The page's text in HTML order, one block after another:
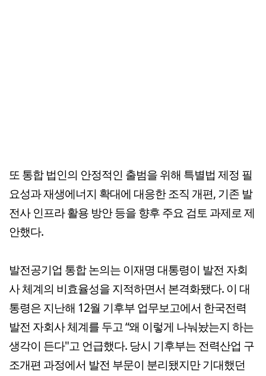
또 통합 법인의 안정적인 출범을 위해 특별법 제정 필
요성과 재생에너지 확대에 대응한 조직 개편, 기존 발
전사 인프라 활용 방안 등을 향후 주요 검토 과제로 제
안했다.
발전공기업 통합 논의는 이재명 대통령이 발전 자회
사 체계의 비효율성을 지적하면서 본격화됐다. 이 대
통령은 지난해 12월 기후부 업무보고에서 한국전력
발전 자회사 체계를 두고 “왜 이렇게 나눠놨는지 하는
생각이 든다"고 언급했다. 당시 기후부는 전력산업 구
조개편 과정에서 발전 부문이 분리됐지만 기대했던